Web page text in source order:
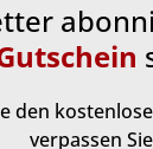
den
verpassen Sie